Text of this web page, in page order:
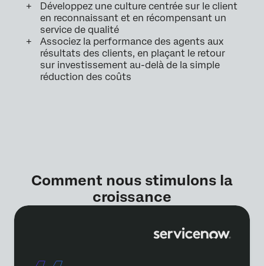
Développez une culture centrée sur le client
en reconnaissant et en récompensant un
service de qualité
Associez la performance des agents aux
résultats des clients, en plaçant le retour
sur investissement au-delà de la simple
réduction des coûts
Comment nous stimulons la
croissance